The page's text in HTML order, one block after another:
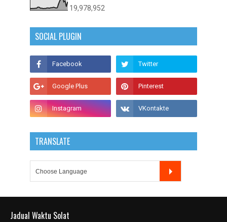
19,978,952
SOCIAL PLUGIN
TRANSLATE
Jadual Waktu Solat